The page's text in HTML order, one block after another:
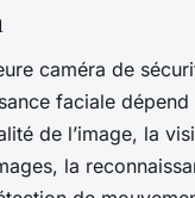
caméra de
faciale
de l’image, la
la